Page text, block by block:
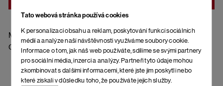
Tato webová stránka používá cookies
K personalizaci obsahu a reklam, poskytování funkcí sociálních
médií a analýze naší návštěvnosti využíváme soubory cookie.
Informace o tom, jak náš web používáte, sdílíme se svými partnery
pro sociální média, inzerci a analýzy. Partneři tyto údaje mohou
zkombinovat s dalšími informacemi, které jste jim poskytli nebo
které získali v důsledku toho, že používáte jejich služby.
Materiál: 95 % bavlna, 5 % elastan
Gramáž: 150 g/m2